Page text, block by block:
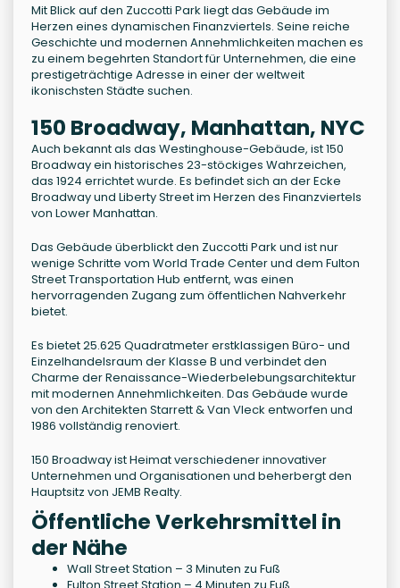
Mit Blick auf den Zuccotti Park liegt das Gebäude im
Herzen eines dynamischen Finanzviertels. Seine reiche
Geschichte und modernen Annehmlichkeiten machen es
zu einem begehrten Standort für Unternehmen, die eine
prestigeträchtige Adresse in einer der weltweit
ikonischsten Städte suchen.
150 Broadway, Manhattan, NYC
Auch bekannt als das Westinghouse-Gebäude, ist 150
Broadway ein historisches 23-stöckiges Wahrzeichen,
das 1924 errichtet wurde. Es befindet sich an der Ecke
Broadway und Liberty Street im Herzen des Finanzviertels
von Lower Manhattan.
Das Gebäude überblickt den Zuccotti Park und ist nur
wenige Schritte vom World Trade Center und dem Fulton
Street Transportation Hub entfernt, was einen
hervorragenden Zugang zum öffentlichen Nahverkehr
bietet.
Es bietet 25.625 Quadratmeter erstklassigen Büro- und
Einzelhandelsraum der Klasse B und verbindet den
Charme der Renaissance-Wiederbelebungsarchitektur
mit modernen Annehmlichkeiten. Das Gebäude wurde
von den Architekten Starrett & Van Vleck entworfen und
1986 vollständig renoviert.
150 Broadway ist Heimat verschiedener innovativer
Unternehmen und Organisationen und beherbergt den
Hauptsitz von JEMB Realty.
Öffentliche Verkehrsmittel in
der Nähe
Wall Street Station – 3 Minuten zu Fuß